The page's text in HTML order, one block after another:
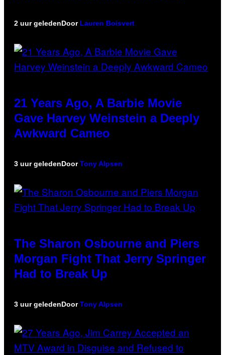
2 uur geledenDoor Lauren Boisvert
21 Years Ago, A Barbie Movie
Gave Harvey Weinstein a Deeply
Awkward Cameo
3 uur geledenDoorTony Alpsen
The Sharon Osbourne and Piers
Morgan Fight That Jerry Springer
Had to Break Up
3 uur geledenDoorTony Alpsen